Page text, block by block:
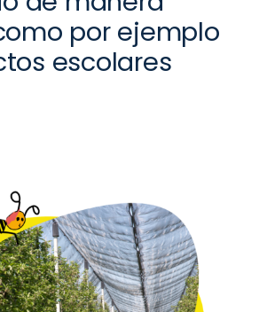
por ejemplo
escolares